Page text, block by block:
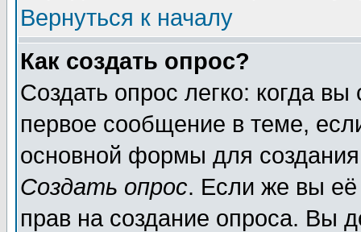
Вернуться к началу
Как создать опрос?
Создать опрос легко: когда
первое сообщение в теме,
основной формы для
Создать опрос. Если же вы её
прав на создание опроса. Вы